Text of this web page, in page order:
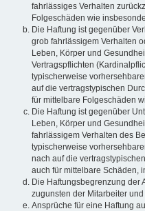
fahrlässiges Verhalten
Folgeschäden wie
Die Haftung ist gegenüber
grob fahrlässigem Verhalten
Leben, Körper und
Vertragspflichten
typischerweise
auf die vertragstypischen
für mittelbare Folgeschäden
Die Haftung ist gegenüber
Leben, Körper und
fahrlässigem Verhalten des
typischerweise
nach auf die
auch für mittelbare Schäden,
Die Haftungsbegrenzung der
zugunsten der Mitarbeiter
Ansprüche für eine Haftung